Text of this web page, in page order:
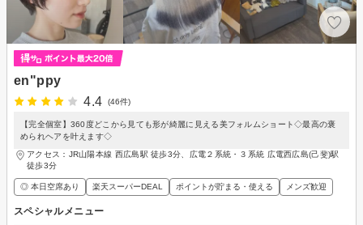
en"ppy
4.4
(46件)
【完全個室】360度どこから見ても形が綺麗に見える美フォルムショート◇最高の褒
められヘアを叶えます◇
アクセス：JR山陽本線 西広島駅 徒歩3分、広電２系統・３系統 広電西広島(己斐)駅
徒歩3分
◎ 本日空席あり 楽天スーパーDEAL ポイントが貯まる・使える メンズ歓迎
スペシャルメニュー